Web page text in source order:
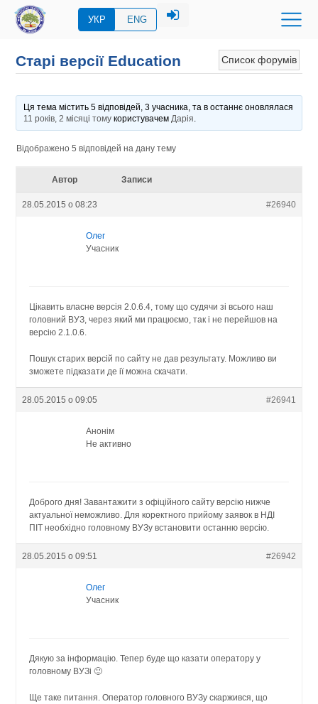
УКР ENG
Список форумів
Старі версії Education
Ця тема містить 5 відповідей, 3 учасника, та в останнє оновлялася
11 років, 2 місяці томукористувачем Дарія
Відображено 5 відповідей на дану тему
Автор Записи
28.05.2015 о 08:23 #26940
Олег
Учасник
Цікавить власне версія 2.0.6.4, тому що судячи зі всього наш
головний ВУЗ, через який ми працюємо, так і не перейшов на
версію 2.1.0.6.
Пошук старих версій по сайту не дав результату. Можливо ви
зможете підказати де ії можна скачати.
28.05.2015 о 09:05 #26941
Анонім
Не активно
Доброго дня! Завантажити з офіційного сайту версію нижче
актуальної неможливо. Для коректного прийому заявок в НДІ
ПІТ необхідно головному ВУЗу встановити останню версію.
28.05.2015 о 09:51 #26942
Олег
Учасник
Дякую за інформацію. Тепер буде що казати оператору у
головному ВУЗі 🙂
Ще таке питання. Оператор головного ВУЗу скаржився, що